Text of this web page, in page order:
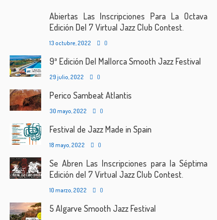
Abiertas Las Inscripciones Para La Octava
Edición Del 7 Virtual Jazz Club Contest.
13 octubre, 2022 0
9ª Edición Del Mallorca Smooth Jazz Festival
29 julio, 2022 0
Perico Sambeat Atlantis
30 mayo, 2022 0
Festival de Jazz Made in Spain
18 mayo, 2022 0
Se Abren Las Inscripciones para la Séptima
Edición del 7 Virtual Jazz Club Contest.
10 marzo, 2022 0
5 Algarve Smooth Jazz Festival